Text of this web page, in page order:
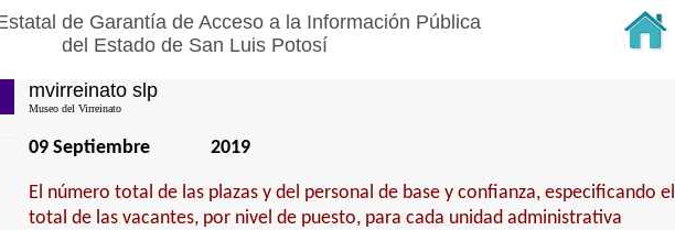
de Garantía de Acceso a la Información Pública
del Estado de San Luis Potosí
mvirreinato slp
Museo del Virreinato
09 Septiembre 2019
El número total de las plazas y del personal de base y confianza, especificando el
total de las vacantes, por nivel de puesto, para cada unidad administrativa